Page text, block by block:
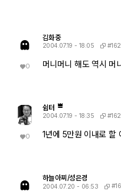
0
김화중
2004.07.19 - 18:05
머니머니 해도 역시 머
0
쉼터
2004.07.19 - 18:35
1년에 5만원 이내로 할
하늘아찌/성은경
2004.07.20 - 06:53